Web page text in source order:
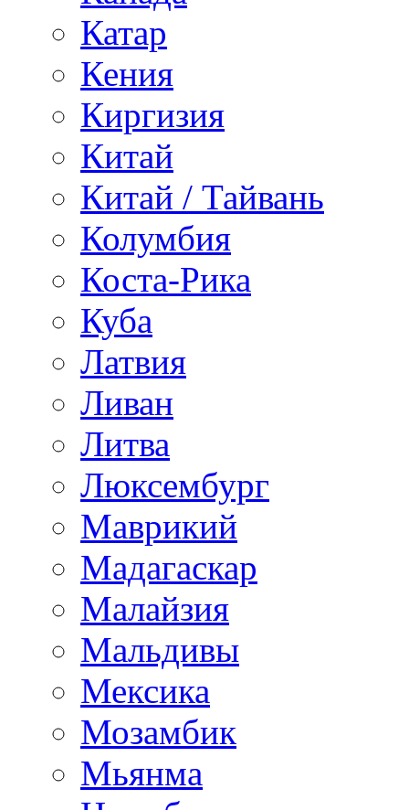
Катар
Кения
Киргизия
Китай
Китай / Тайвань
Колумбия
Коста-Рика
Куба
Латвия
Ливан
Литва
Люксембург
Маврикий
Мадагаскар
Малайзия
Мальдивы
Мексика
Мозамбик
Мьянма